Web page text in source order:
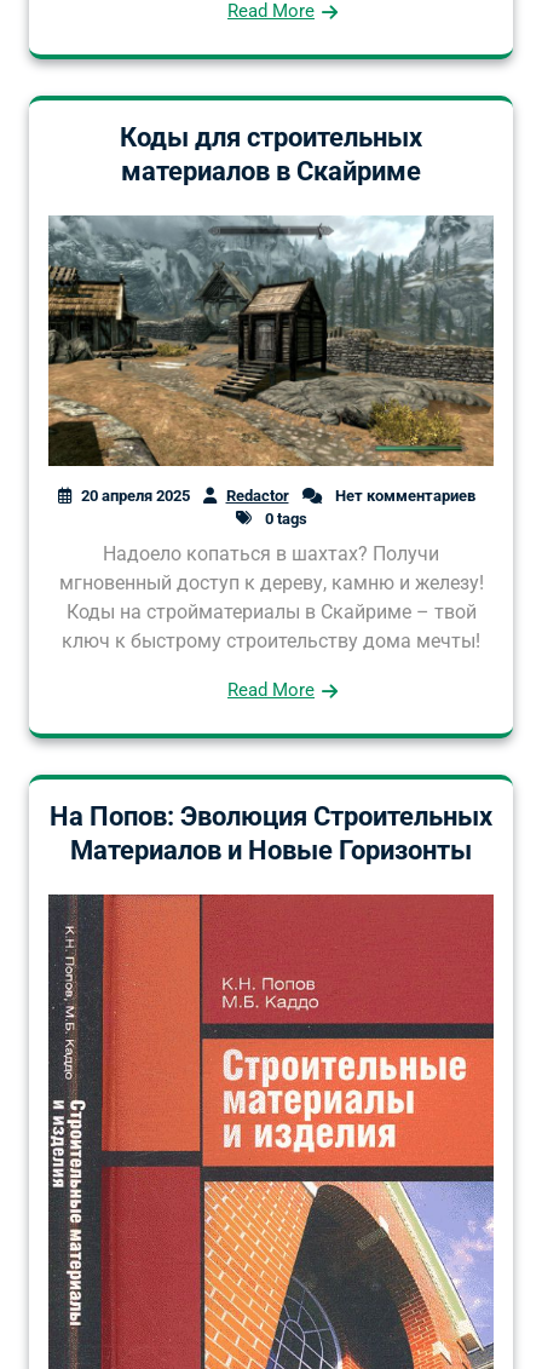
Read More
Коды для строительных
материалов в Скайриме
20 апреля 2025 Redactor
Нет комментариев
0 tags
Надоело копаться в шахтах? Получи
мгновенный доступ к дереву, камню и железу!
Коды на стройматериалы в Скайриме – твой
ключ к быстрому строительству дома мечты!
Read More
На Попов: Эволюция Строительных
Материалов и Новые Горизонты